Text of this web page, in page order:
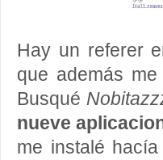
Hay un referer
que además
Busqué
nueve
me instalé